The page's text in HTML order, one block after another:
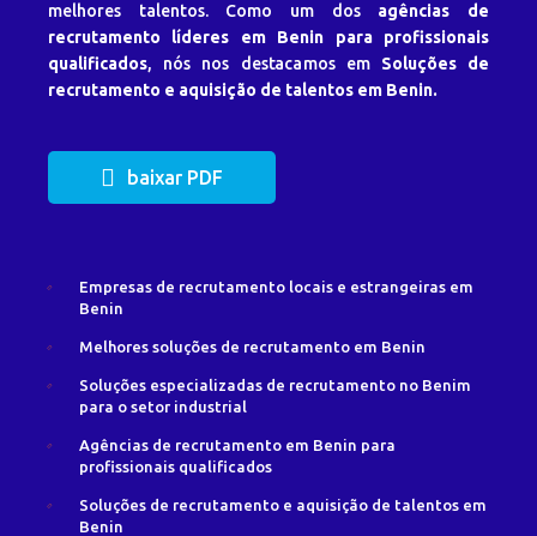
melhores talentos. Como um dos agências de
recrutamento líderes em Benin para profissionais
qualificados, nós nos destacamos em Soluções de
recrutamento e aquisição de talentos em Benin.
baixar PDF
Empresas de recrutamento locais e estrangeiras em
Benin
Melhores soluções de recrutamento em Benin
Soluções especializadas de recrutamento no Benim
para o setor industrial
Agências de recrutamento em Benin para
profissionais qualificados
Soluções de recrutamento e aquisição de talentos em
Benin